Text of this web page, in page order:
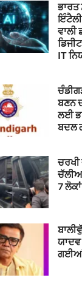
ਵਾਲੀ
IT
ਬਣਨ
ਲਈ
ਬਦਲ
ਚਰਖੀ
7
ਗਈਆਂ